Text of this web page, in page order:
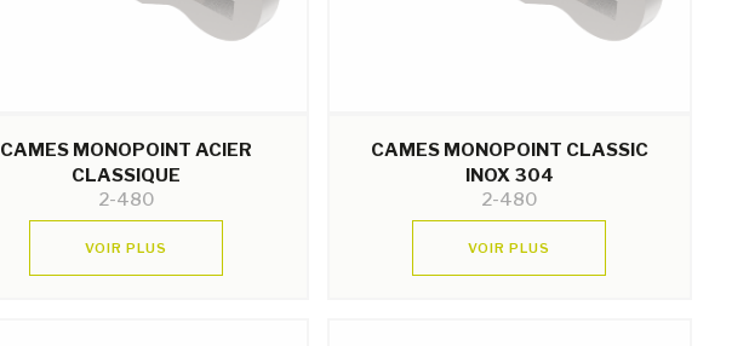
CAMES MONOPOINT ACIER
CLASSIQUE
2-480
VOIR PLUS
CAMES MONOPOINT CLASSIC
INOX 304
2-480
VOIR PLUS